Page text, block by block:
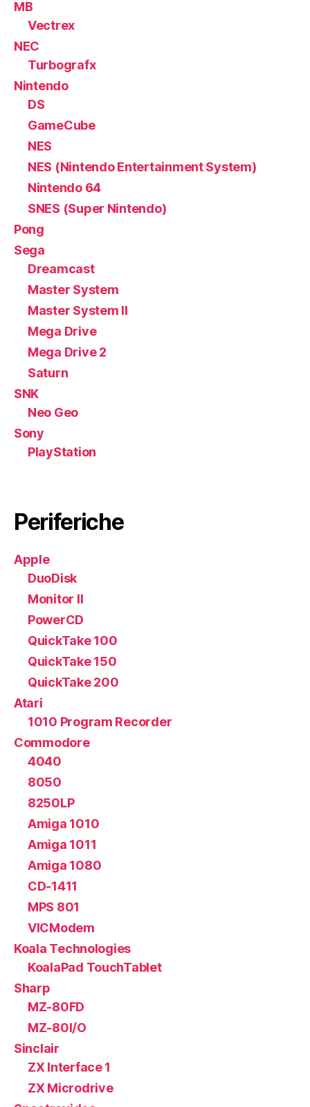
MB
Vectrex
NEC
Turbografx
Nintendo
DS
GameCube
NES
NES (Nintendo Entertainment System)
Nintendo 64
SNES (Super Nintendo)
Pong
Sega
Dreamcast
Master System
Master System II
Mega Drive
Mega Drive 2
Saturn
SNK
Neo Geo
Sony
PlayStation
Periferiche
Apple
DuoDisk
Monitor II
PowerCD
QuickTake 100
QuickTake 150
QuickTake 200
Atari
1010 Program Recorder
Commodore
4040
8050
8250LP
Amiga 1010
Amiga 1011
Amiga 1080
CD-1411
MPS 801
VICModem
Koala Technologies
KoalaPad TouchTablet
Sharp
MZ-80FD
MZ-80I/O
Sinclair
ZX Interface 1
ZX Microdrive